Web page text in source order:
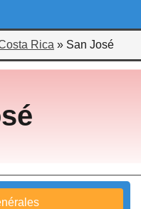
Rica » San José